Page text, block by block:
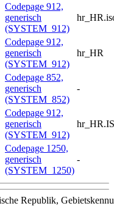
Codepage 912,
generisch
(SYSTEM_912)
Codepage 912,
generisch
(SYSTEM_912)
hr_HR
Codepage 852,
generisch
(SYSTEM_852)
-
Codepage 912,
generisch
(SYSTEM_912)
Codepage 1250,
generisch
(SYSTEM_1250)
-
Republik,